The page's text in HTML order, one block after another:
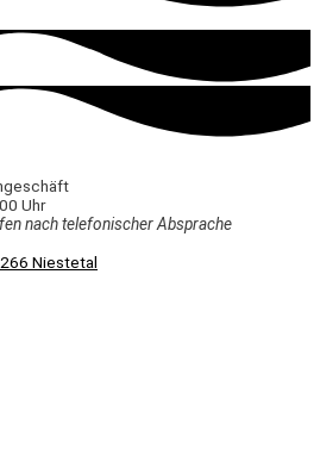
Uhr
nach telefonischer Absprache
Niestetal